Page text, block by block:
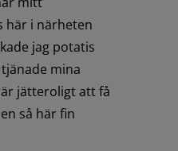
här i närheten
jag potatis
mina
jätteroligt att få
så här fin